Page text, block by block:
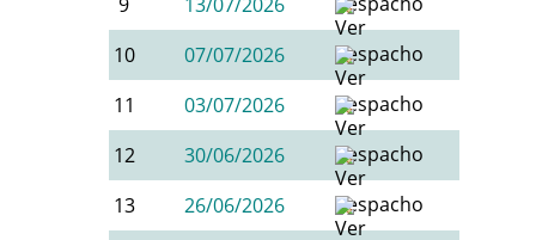
10
07/07/2026
11
03/07/2026
12
30/06/2026
13
26/06/2026